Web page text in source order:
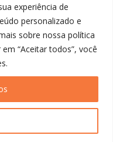
experiência de
personalizado e
sobre nossa política
em “Aceitar todos”, você